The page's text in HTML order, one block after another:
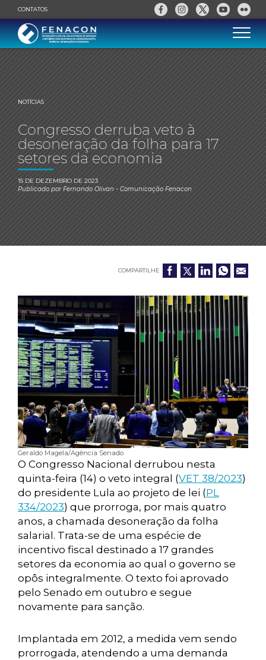
CONTATOS
NOTÍCIAS
Congresso derruba veto à
desoneração da folha para 17
setores da economia
15 DE DEZEMBRO DE 2023
Publicado porFernando Olivan- Comunicação Fenacon
COMPARTILHE
Geraldo Magela/Agência Senado
O Congresso Nacional derrubou nesta
quinta-feira (14) o veto integral (VET 38/2023)
do presidente Lula ao projeto de lei (PL
334/2023) que prorroga, por mais quatro
anos, a chamada desoneração da folha
salarial. Trata-se de uma espécie de
incentivo fiscal destinado a 17 grandes
setores da economia ao qual o governo se
opôs integralmente. O texto foi aprovado
pelo Senado em outubro e segue
novamente para sanção.
Implantada em 2012, a medida vem sendo
prorrogada, atendendo a uma demanda